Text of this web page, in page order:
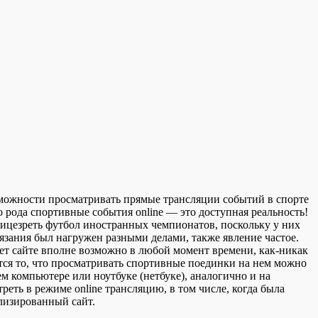
просматривать прямые трансляции событий в спорте
рода спортивные события online — это доступная реальность!
футбол иностранных чемпионатов, поскольку у них
был нагружен разными делами, также явление частое.
сайте вполне возможно в любой момент времени, как-никак
то, что просматривать спортивные поединки на нем можно
или ноутбуке (нетбуке), аналогично и на
в режиме online трансляцию, в том числе, когда была
сайт.